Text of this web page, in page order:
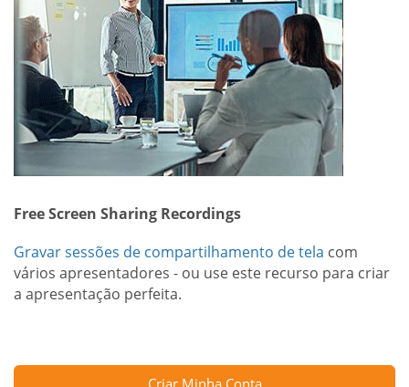
Free Screen Sharing Recordings
Gravar sessões de compartilhamento de tela com
vários apresentadores - ou use este recurso para criar
a apresentação perfeita.